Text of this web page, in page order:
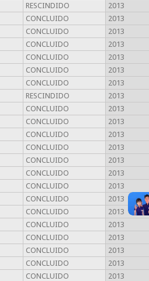
RESCINDIDO
2013
CONCLUIDO
2013
CONCLUIDO
2013
CONCLUIDO
2013
CONCLUIDO
2013
CONCLUIDO
2013
CONCLUIDO
2013
RESCINDIDO
2013
CONCLUIDO
2013
CONCLUIDO
2013
CONCLUIDO
2013
CONCLUIDO
2013
CONCLUIDO
2013
CONCLUIDO
2013
CONCLUIDO
2013
CONCLUIDO
2013
CONCLUIDO
2013
CONCLUIDO
2013
CONCLUIDO
2013
CONCLUIDO
2013
CONCLUIDO
2013
CONCLUIDO
2013